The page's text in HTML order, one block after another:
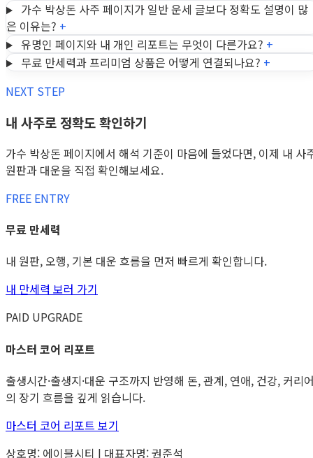
가수 박상돈 사주 페이지가 일반 운세 글보다 정확도 설명이 많
은 이유는? +
유명인 페이지와 내 개인 리포트는 무엇이 다른가요? +
무료 만세력과 프리미엄 상품은 어떻게 연결되나요? +
NEXT STEP
내 사주로 정확도 확인하기
가수 박상돈 페이지에서 해석 기준이 마음에 들었다면, 이제 내 사
원판과 대운을 직접 확인해보세요.
FREE ENTRY
무료 만세력
내 원판, 오행, 기본 대운 흐름을 먼저 빠르게 확인합니다.
내 만세력 보러 가기
PAID UPGRADE
마스터 코어 리포트
출생시간·출생지·대운 구조까지 반영해 돈, 관계, 연애, 건강, 커리
의 장기 흐름을 깊게 읽습니다.
마스터 코어 리포트 보기
상호명: 에이블시티 | 대표자명: 권준석